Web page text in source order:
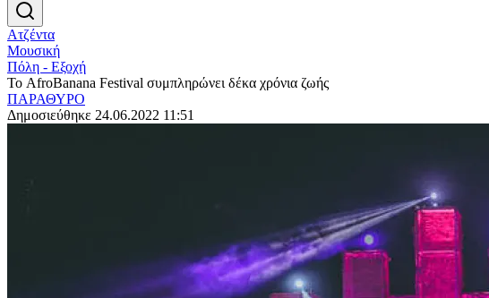
Ατζέντα
Μουσική
Πόλη - Εξοχή
Το AfroBanana Festival συμπληρώνει δέκα χρόνια ζωής
ΠΑΡΑΘΥΡΟ
Δημοσιεύθηκε 24.06.2022 11:51